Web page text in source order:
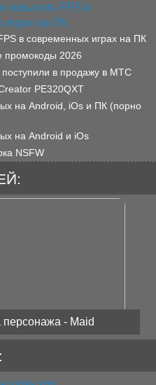
в современных играх на ПК
промокоды 2026
в продажу в МТС
PE320QXT
на Android, iOs и ПК (порно
на Android и iOs
NSFW
- Maid